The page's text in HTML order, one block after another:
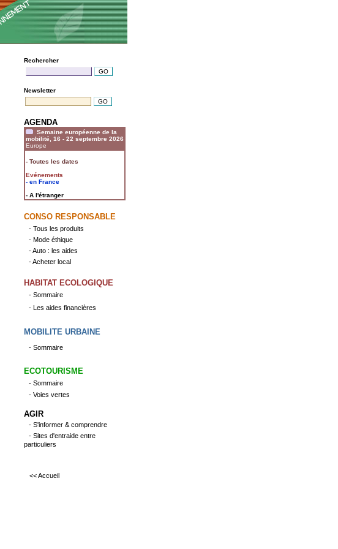
Rechercher
Newsletter
AGENDA
Semaine européenne de la
mobilité, 16 - 22 septembre 2026
Europe
- Toutes les dates
Evénements
- en France
- A l'étranger
CONSO RESPONSABLE
- Tous les produits
- Mode éthique
- Auto : les aides
- Acheter local
HABITAT ECOLOGIQUE
- Sommaire
- Les aides financières
MOBILITE URBAINE
- Sommaire
ECOTOURISME
- Sommaire
- Voies vertes
AGIR
- S'informer & comprendre
- Sites d'entraide entre
particuliers
<< Accueil